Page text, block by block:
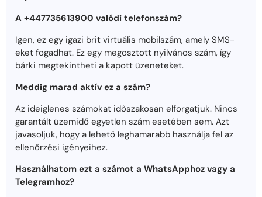
A +447735613900 valódi telefonszám?
Igen, ez egy igazi brit virtuális mobilszám, amely SMS-
eket fogadhat. Ez egy megosztott nyilvános szám, így
bárki megtekintheti a kapott üzeneteket.
Meddig marad aktív ez a szám?
Az ideiglenes számokat időszakosan elforgatjuk. Nincs
garantált üzemidő egyetlen szám esetében sem. Azt
javasoljuk, hogy a lehető leghamarabb használja fel az
ellenőrzési igényeihez.
Használhatom ezt a számot a WhatsApphoz vagy a
Telegramhoz?